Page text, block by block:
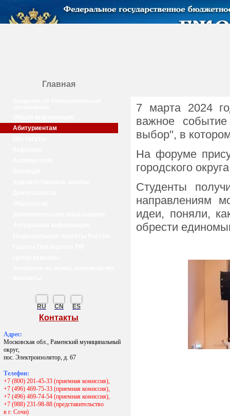
Главная
Абитуриентам
RU CN ES
Контакты
Адрес:
Московская обл., Раменский муниципальный
округ,
пос. Электроизолятор, д. 67
Телефон:
+7 (800) 201-45-33 (приемная комиссия),
+7 (496) 469-75-33 (приемная комиссия),
+7 (496) 469-74-54 (приемная комиссия),
+7 (988) 231-98-88 (представительство
в г. Сочи)
7 марта 2024
важное
выбор", в
На форуме
городского
Студенты
направлениям
идеи, поняли,
обрести